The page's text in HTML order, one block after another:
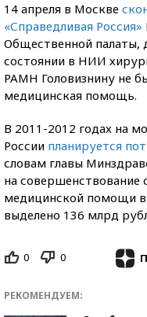
14 апреля в Москве
«Справедливая Россия»
Общественной палаты,
состоянии в НИИ
РАМН Головизнину не
медицинская помощь.
В 2011-2012 годах на
России планируется
словам главы
на совершенствование
медицинской помощи
выделено 136 млрд
0 0
РЕКОМЕНДУЕМ: